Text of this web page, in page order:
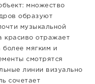
множество
образуют
музыкальной
красиво отражает
более мягким и
смотрятся
линии визуально
сочетает